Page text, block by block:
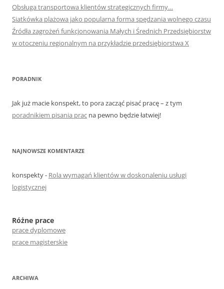
Obsługa transportowa klientów strategicznych firmy…
Siatkówka plażowa jako popularna forma spędzania wolnego czasu
Źródła zagrożeń funkcjonowania Małych i Średnich Przedsiębiorstw
w otoczeniu regionalnym na przykładzie przedsiębiorstwa X
PORADNIK
Jak już macie konspekt, to pora zacząć pisać pracę – z tym
poradnikiem pisania prac na pewno będzie łatwiej!
NAJNOWSZE KOMENTARZE
konspekty- Rola wymagań klientów w doskonaleniu usługi
logistycznej
Różne prace
prace dyplomowe
prace magisterskie
ARCHIWA